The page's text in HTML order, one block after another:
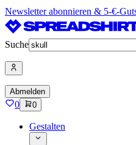
Newsletter abonnieren & 5-€-
Suche
Abmelden
0 0
Gestalten